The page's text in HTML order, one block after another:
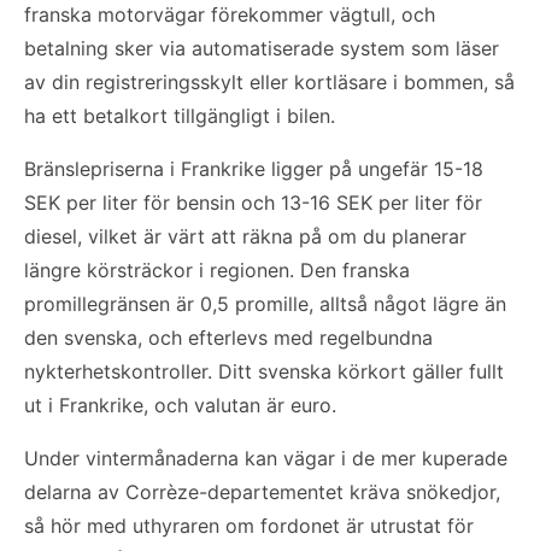
franska motorvägar förekommer vägtull, och
betalning sker via automatiserade system som läser
av din registreringsskylt eller kortläsare i bommen, så
ha ett betalkort tillgängligt i bilen.
Bränslepriserna i Frankrike ligger på ungefär 15-18
SEK per liter för bensin och 13-16 SEK per liter för
diesel, vilket är värt att räkna på om du planerar
längre körsträckor i regionen. Den franska
promillegränsen är 0,5 promille, alltså något lägre än
den svenska, och efterlevs med regelbundna
nykterhetskontroller. Ditt svenska körkort gäller fullt
ut i Frankrike, och valutan är euro.
Under vintermånaderna kan vägar i de mer kuperade
delarna av Corrèze-departementet kräva snökedjor,
så hör med uthyraren om fordonet är utrustat för